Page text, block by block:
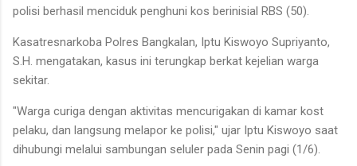
polisi berhasil menciduk penghuni kos berinisial RBS (50).
Kasatresnarkoba Polres Bangkalan, Iptu Kiswoyo Supriyanto,
S.H. mengatakan, kasus ini terungkap berkat kejelian warga
sekitar.
"Warga curiga dengan aktivitas mencurigakan di kamar kost
pelaku, dan langsung melapor ke polisi," ujar Iptu Kiswoyo saat
dihubungi melalui sambungan seluler pada Senin pagi (1/6).